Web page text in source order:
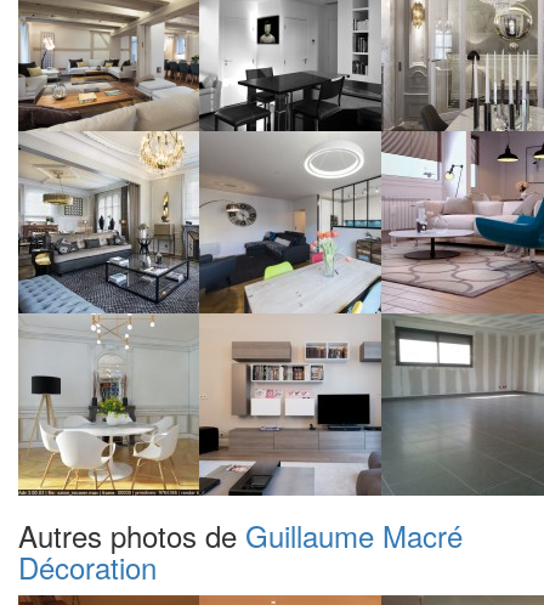
Autres photos de Guillaume Macré
Décoration